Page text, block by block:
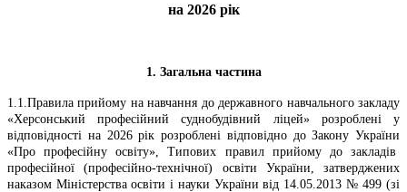
на 2026 рік
1. Загальна частина
1.1.Правила прийому на навчання до державного навчального закладу
«Херсонський професійний суднобудівний ліцей» розроблені у
відповідності на 2026 рік розроблені відповідно до Закону України
«Про професійну освіту», Типових правил прийому до закладів
професійної (професійно-технічної) освіти України, затверджених
наказом Міністерства освіти і науки України від 14.05.2013 № 499 (зі